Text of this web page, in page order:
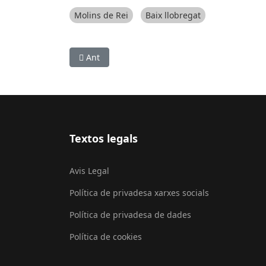
Molins de Rei Baix llobregat
Article anterior: Gavà lidera la transformació
Ant
Textos legals
Avis Legal
Política de privadesa xarxes socials
Política de privadesa de dades
Política de cookies